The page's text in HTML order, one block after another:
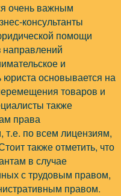
очень важным
консультанты
помощи
и
основывается на
товаров и
также
права
т.е. по всем лицензиям,
также отметить, что
в случае
с трудовым правом,
правом.